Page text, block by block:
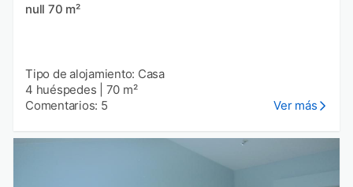
null 70 m²
Tipo de alojamiento: Casa
4 huéspedes
70 m²
Comentarios: 5
Ver más